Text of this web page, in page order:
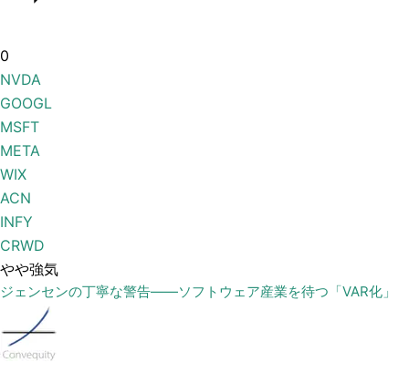
0
NVDA
GOOGL
MSFT
META
WIX
ACN
INFY
CRWD
やや強気
ジェンセンの丁寧な警告——ソフトウェア産業を待つ「VAR化」